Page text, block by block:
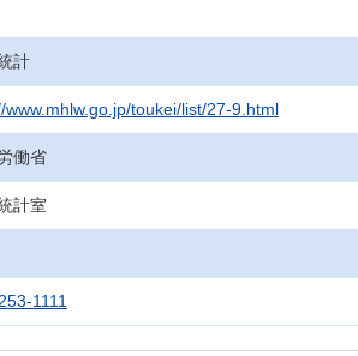
計
www.mhlw.go.jp/toukei/list/27-9.html
働省
計室
1111